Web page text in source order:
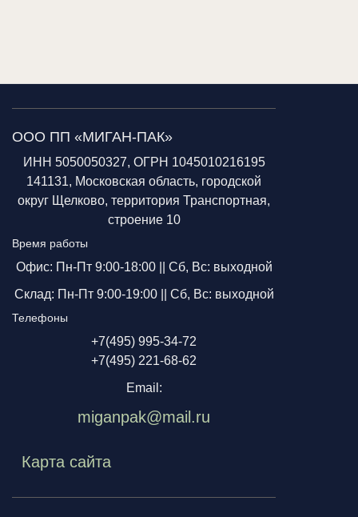
ООО ПП «МИГАН-ПАК»
ИНН 5050050327, ОГРН 1045010216195
141131, Московская область, городской
округ Щелково, территория Транспортная,
строение 10
Время работы
Офис: Пн-Пт 9:00-18:00 || Сб, Вс: выходной
Склад: Пн-Пт 9:00-19:00 || Сб, Вс: выходной
Телефоны
+7(495) 995-34-72
+7(495) 221-68-62
Email:
miganpak@mail.ru
Карта сайта